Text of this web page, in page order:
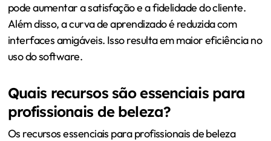
pode aumentar a satisfação e a fidelidade do cliente.
Além disso, a curva de aprendizado é reduzida com
interfaces amigáveis. Isso resulta em maior eficiência no
uso do software.
Quais recursos são essenciais para
profissionais de beleza?
Os recursos essenciais para profissionais de beleza